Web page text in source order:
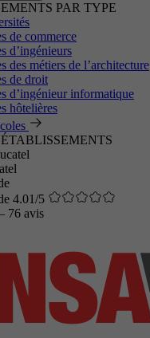
PAR TYPE
de commerce
d’ingénieurs
des métiers de l’architecture
de droit
d’ingénieur informatique
hôtelières
4.01/5
76 avis